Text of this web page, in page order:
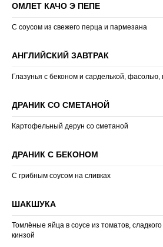
ОМЛЕТ КАЧО Э ПЕПЕ
С соусом из свежего перца и пармезана
АНГЛИЙСКИЙ ЗАВТРАК
Глазунья с беконом и сарделькой,
ДРАНИК СО СМЕТАНОЙ
Картофельный дерун со сметаной
ДРАНИК С БЕКОНОМ
С грибным соусом на сливках
ШАКШУКА
Томлёные яйца в соусе из томатов,
кинзой